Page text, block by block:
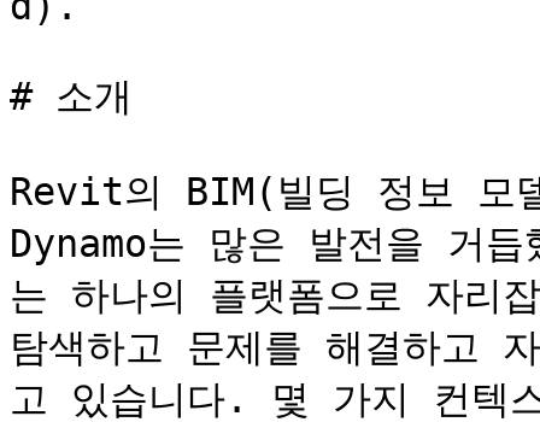
# 소개
Revit의 BIM(빌딩 정보 모
Dynamo는 많은 발전을 거
는 하나의 플랫폼으로 자리
탐색하고 문제를 해결하고
고 있습니다. 몇 가지 컨텍